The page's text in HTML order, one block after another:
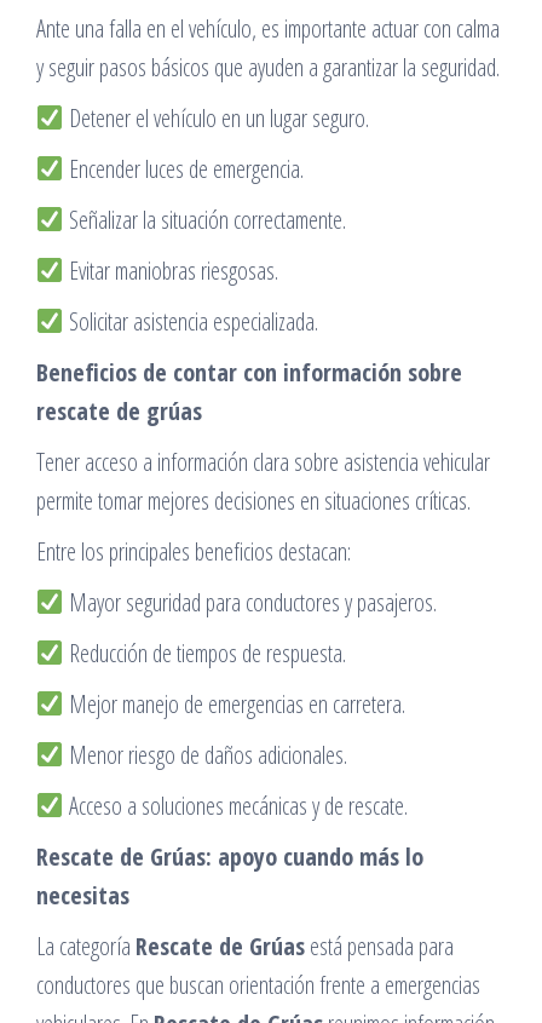
Ante una falla en el vehículo, es importante actuar con calma
y seguir pasos básicos que ayuden a garantizar la seguridad.
Detener el vehículo en un lugar seguro.
Encender luces de emergencia.
Señalizar la situación correctamente.
Evitar maniobras riesgosas.
Solicitar asistencia especializada.
Beneficios de contar con información sobre
rescate de grúas
Tener acceso a información clara sobre asistencia vehicular
permite tomar mejores decisiones en situaciones críticas.
Entre los principales beneficios destacan:
Mayor seguridad para conductores y pasajeros.
Reducción de tiempos de respuesta.
Mejor manejo de emergencias en carretera.
Menor riesgo de daños adicionales.
Acceso a soluciones mecánicas y de rescate.
Rescate de Grúas: apoyo cuando más lo
necesitas
La categoría Rescate de Grúasestá pensada para
conductores que buscan orientación frente a emergencias